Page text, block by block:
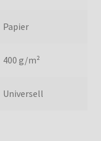
Papier
400 g/m²
Universell